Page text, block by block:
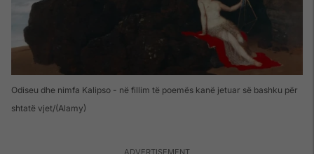
Odiseu dhe nimfa Kalipso - në fillim të poemës kanë jetuar së bashku për
shtatë vjet (Alamy)